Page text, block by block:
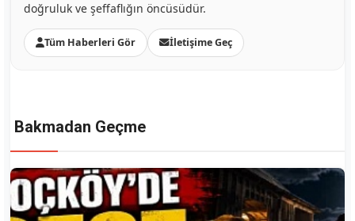
doğruluk ve şeffaflığın öncüsüdür.
Tüm Haberleri Gör İletişime Geç
Bakmadan Geçme